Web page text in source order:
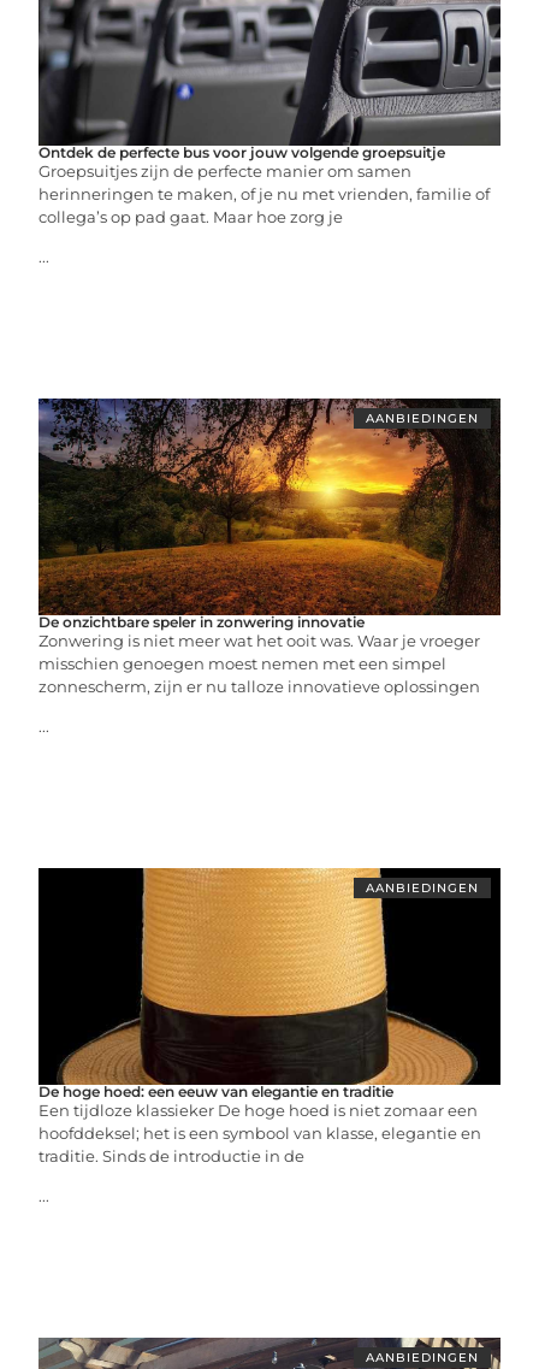
Ontdek de perfecte bus voor jouw volgende groepsuitje
Groepsuitjes zijn de perfecte manier om samen
herinneringen te maken, of je nu met vrienden, familie of
collega’s op pad gaat. Maar hoe zorg je
...
AANBIEDINGEN
De onzichtbare speler in zonwering innovatie
Zonwering is niet meer wat het ooit was. Waar je vroeger
misschien genoegen moest nemen met een simpel
zonnescherm, zijn er nu talloze innovatieve oplossingen
...
AANBIEDINGEN
De hoge hoed: een eeuw van elegantie en traditie
Een tijdloze klassieker De hoge hoed is niet zomaar een
hoofddeksel; het is een symbool van klasse, elegantie en
traditie. Sinds de introductie in de
...
AANBIEDINGEN